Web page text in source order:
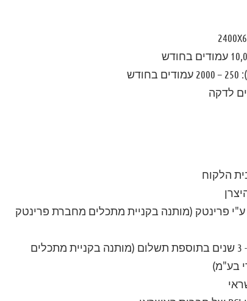
בחודש
250 – 2000 עמודים בחודש
הלקוח
פרינטק (מותנה בקניית מתכלים מחברת פרינטק
ניתן להרחיב את האחריות ל- 3 שנים בתוספת תשלום (מותנה בקניית מתכלים
בע"מ)